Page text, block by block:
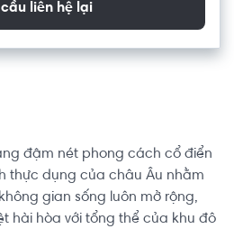
cầu liên hệ lại
đậm nét phong cách cổ điển
thực dụng của châu Âu nhằm
gian sống luôn mở rộng,
hài hòa với tổng thể của khu đô